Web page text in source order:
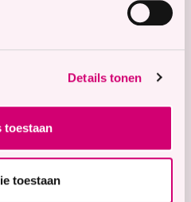
Details tonen
toestaan
toestaan